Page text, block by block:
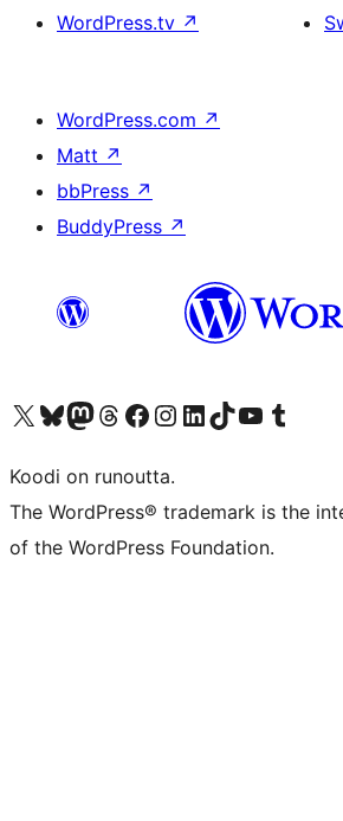
WordPress.tv ↗
WordPress.com ↗
Matt ↗
bbPress ↗
BuddyPress ↗
Visit our X (formerly Twitter) account
Visit our Bluesky account
Visit our Mastodon account
Visit our Threads account
Visit our Facebook page
Visit our Instagram account
Visit our LinkedIn account
Visit our TikTok account
Näytä YouTube-kanava
Visit our Tumblr
Koodi on runoutta.
The WordPress® trademark is the
of the WordPress Foundation.